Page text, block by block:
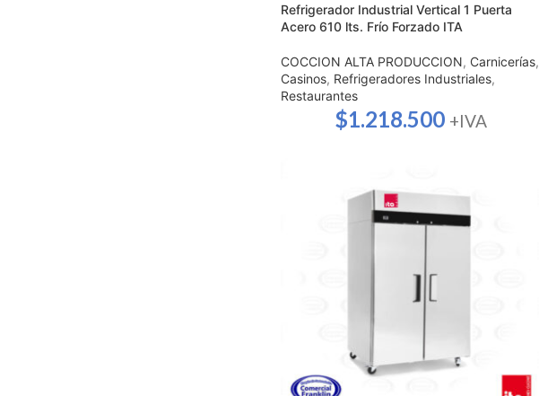
Refrigerador Industrial Vertical 1 Puerta
Acero 610 lts. Frío Forzado ITA
COCCION ALTA PRODUCCION, Carnicerías,
Casinos, Refrigeradores Industriales,
Restaurantes
$1.218.500 +IVA